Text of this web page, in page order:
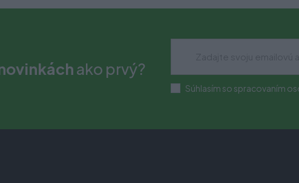
ako prvý?
Súhlasím so spracovaním